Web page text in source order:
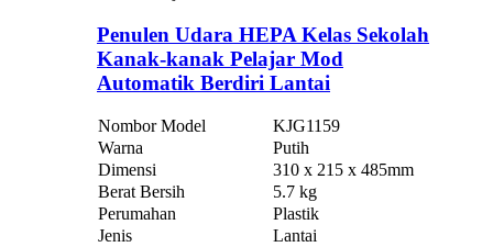
Penulen Udara HEPA Kelas Sekolah
Kanak-kanak Pelajar Mod
Automatik Berdiri Lantai
Nombor Model
KJG1159
Warna
Putih
Dimensi
310 x 215 x 485mm
Berat Bersih
5.7 kg
Perumahan
Plastik
Jenis
Lantai